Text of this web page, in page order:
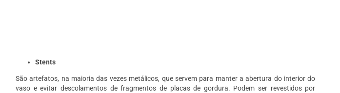
Stents
São artefatos, na maioria das vezes metálicos, que servem para manter a abertura do interior do
vaso e evitar descolamentos de fragmentos de placas de gordura. Podem ser revestidos por